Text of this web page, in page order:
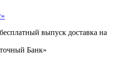
бесплатный выпуск доставка на